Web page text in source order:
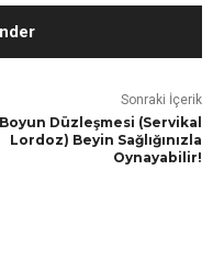
Sonraki İçerik
Boyun Düzleşmesi (Servikal
Lordoz) Beyin Sağlığınızla
Oynayabilir!